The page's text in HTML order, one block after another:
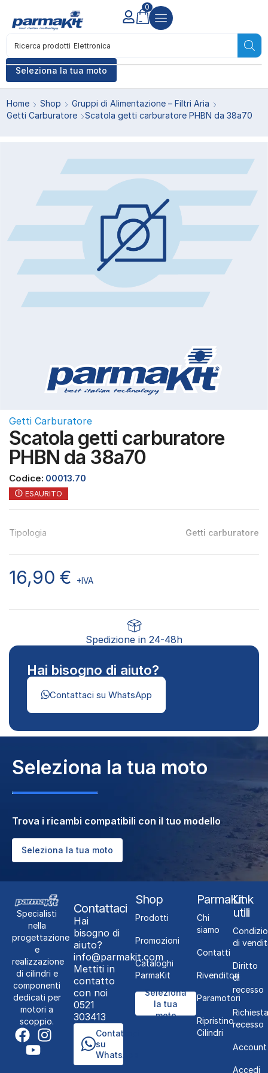
Seleziona la tua moto
Ricerca prodotti Elettronica
0
Home Shop
Gruppi di Alimentazione – Filtri Aria
Getti Carburatore
Scatola getti carburatore PHBN da 38a70
Getti Carburatore
Scatola getti carburatore
PHBN da 38a70
Codice: 00013.70
ESAURITO
Tipologia Getti carburatore
16,90 € +IVA
Spedizione in 24-48h
Hai bisogno di aiuto?
Contattaci su WhatsApp
Seleziona la tua moto
Trova i ricambi compatibili con il tuo modello
Seleziona la tua moto
Specialisti
nella
progettazione
e
realizzazione
di cilindri e
componenti
dedicati per
motori a
scoppio.
Contattaci
Hai
bisogno di
aiuto?
info@parmakit.com
Mettiti in
contatto
con noi
0521
303413
Contattaci
su
WhatsApp
Shop
Prodotti
Promozioni
Cataloghi
ParmaKit
Seleziona
la tua
moto
ParmaKit
Chi
siamo
Contatti
Rivenditori
Paramotori
Ripristino
Cilindri
Link
utili
di
Diritto
di
recesso
Richiesta
recesso
Account
Accedi